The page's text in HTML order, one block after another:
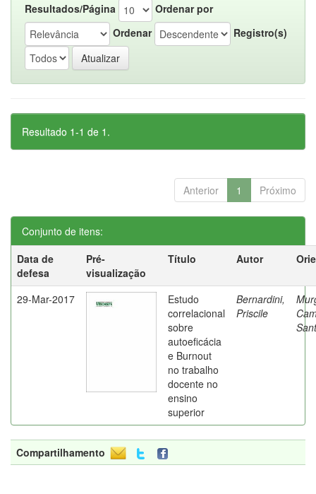
Resultados/Página
Ordenar por
Ordenar
Registro(s)
Resultado 1-1 de 1.
Anterior 1 Próximo
Conjunto de itens:
Data de
defesa
Pré-
visualização
Título Autor
29-Mar-2017
Estudo
correlacional
sobre
autoeficácia
e Burnout
no trabalho
docente no
ensino
superior
Bernardini,
Priscile
Compartilhamento